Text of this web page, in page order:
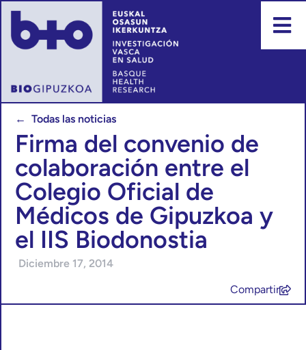
← Todas las noticias
Firma del convenio de
colaboración entre el
Colegio Oficial de
Médicos de Gipuzkoa y
el IIS Biodonostia
Diciembre 17, 2014
Compartir